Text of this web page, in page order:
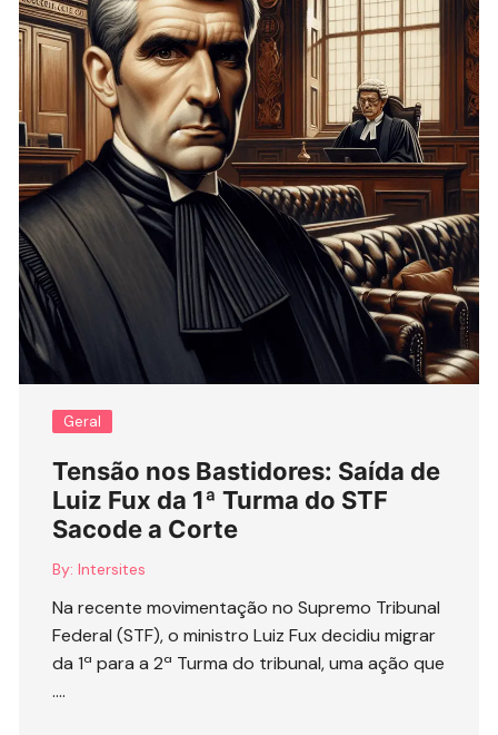
Geral
Tensão nos Bastidores: Saída de
Luiz Fux da 1ª Turma do STF
Sacode a Corte
By: Intersites
Na recente movimentação no Supremo Tribunal
Federal (STF), o ministro Luiz Fux decidiu migrar
da 1ª para a 2ª Turma do tribunal, uma ação que
….